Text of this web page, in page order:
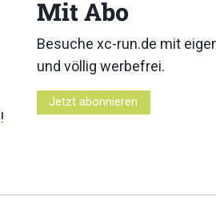
14
!
Mit Abo
Besuche xc-run.de mit
und völlig werbefrei.
Jetzt abonnieren